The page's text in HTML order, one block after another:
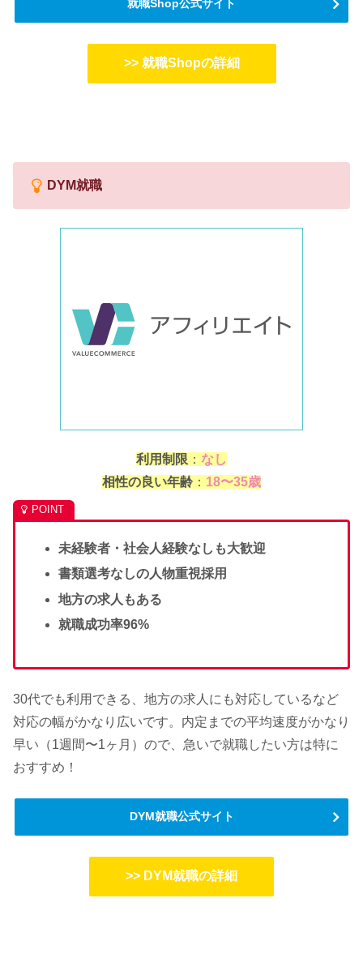
就職Shop公式サイト
>> 就職Shopの詳細
DYM就職
利用制限 ： なし
相性の良い年齢 ： 18〜35歳
未経験者・社会人経験なしも大歓迎
書類選考なしの人物重視採用
地方の求人もある
就職成功率96%
30代でも利用できる、地方の求人にも対応しているなど
対応の幅がかなり広いです。内定までの平均速度がかなり
早い（1週間〜1ヶ月）ので、急いで就職したい方は特に
おすすめ！
DYM就職公式サイト
>> DYM就職の詳細